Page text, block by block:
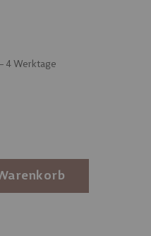
4 Werktage